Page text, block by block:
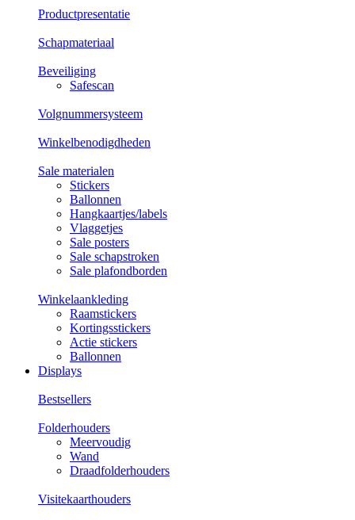
Productpresentatie
Schapmateriaal
Beveiliging
Safescan
Volgnummersysteem
Winkelbenodigdheden
Sale materialen
Stickers
Ballonnen
Hangkaartjes/labels
Vlaggetjes
Sale posters
Sale schapstroken
Sale plafondborden
Winkelaankleding
Raamstickers
Kortingsstickers
Actie stickers
Ballonnen
Displays
Bestsellers
Folderhouders
Meervoudig
Wand
Draadfolderhouders
Visitekaarthouders